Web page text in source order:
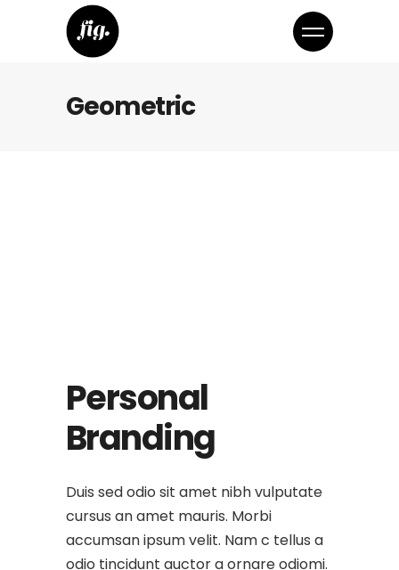
Geometric
Personal
Branding
Duis sed odio sit amet nibh vulputate
cursus an amet mauris. Morbi
accumsan ipsum velit. Nam c tellus a
odio tincidunt auctor a ornare odiomi.